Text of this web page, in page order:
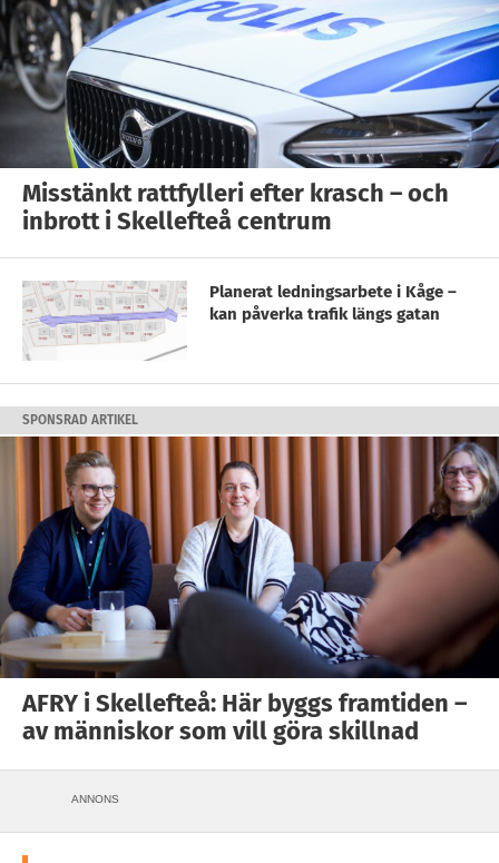
Misstänkt rattfylleri efter krasch – och
inbrott i Skellefteå centrum
Planerat ledningsarbete i Kåge –
kan påverka trafik längs gatan
SPONSRAD ARTIKEL
AFRY i Skellefteå: Här byggs framtiden –
av människor som vill göra skillnad
ANNONS